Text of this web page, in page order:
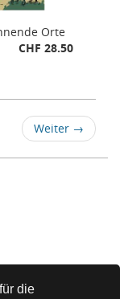
die
Orte
CHF 28.50
Weiter →